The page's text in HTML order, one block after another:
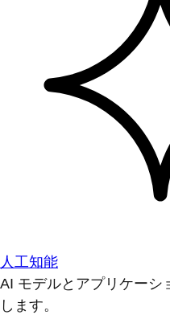
人工知能
AI モデルとアプリケーシ
します。